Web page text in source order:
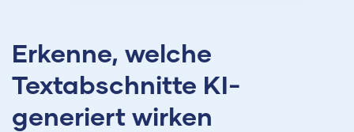
Erkenne, welche
Textabschnitte KI-
generiert wirken